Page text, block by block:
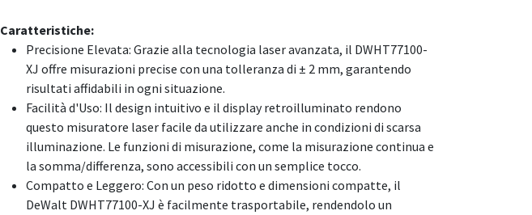
Caratteristiche:
Precisione Elevata: Grazie alla tecnologia laser avanzata, il DWHT77100-
XJ offre misurazioni precise con una tolleranza di ± 2 mm, garantendo
risultati affidabili in ogni situazione.
Facilità d'Uso: Il design intuitivo e il display retroilluminato rendono
questo misuratore laser facile da utilizzare anche in condizioni di scarsa
illuminazione. Le funzioni di misurazione, come la misurazione continua e
la somma/differenza, sono accessibili con un semplice tocco.
Compatto e Leggero: Con un peso ridotto e dimensioni compatte, il
DeWalt DWHT77100-XJ è facilmente trasportabile, rendendolo un